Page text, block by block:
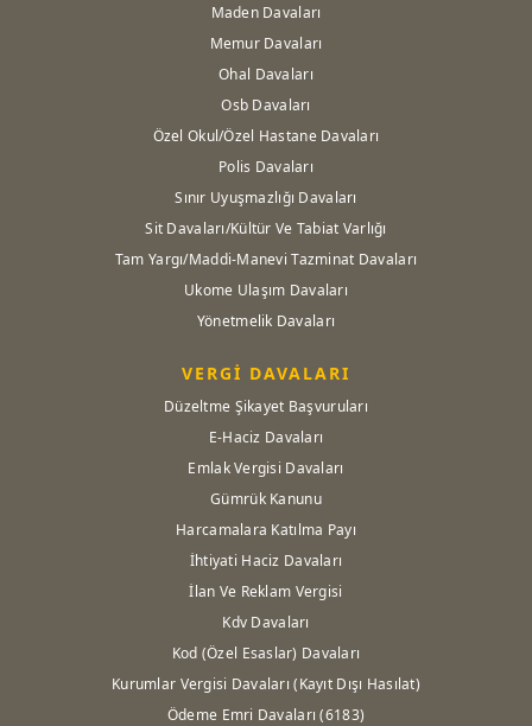
Maden Davaları
Memur Davaları
Ohal Davaları
Osb Davaları
Özel Okul/Özel Hastane Davaları
Polis Davaları
Sınır Uyuşmazlığı Davaları
Sit Davaları/Kültür Ve Tabiat Varlığı
Tam Yargı/Maddi-Manevi Tazminat Davaları
Ukome Ulaşım Davaları
Yönetmelik Davaları
VERGİ DAVALARI
Düzeltme Şikayet Başvuruları
E-Haciz Davaları
Emlak Vergisi Davaları
Gümrük Kanunu
Harcamalara Katılma Payı
İhtiyati Haciz Davaları
İlan Ve Reklam Vergisi
Kdv Davaları
Kod (Özel Esaslar) Davaları
Kurumlar Vergisi Davaları (Kayıt Dışı Hasılat)
Ödeme Emri Davaları (6183)